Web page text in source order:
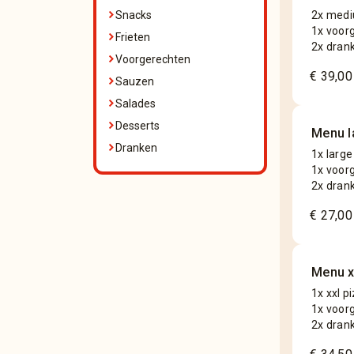
Snacks
Frieten
Voorgerechten
Sauzen
Salades
Desserts
Dranken
2x
1x
2x
€ 39,00
Menu
1x
1x
2x
€ 27,00
Menu
1x xxl
1x
2x